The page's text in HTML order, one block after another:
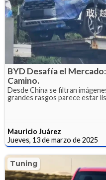
BYD Desafía el
Camino.
Desde China se filtran
grandes rasgos parece estar
Mauricio Juárez
Jueves, 13 de marzo de 2025
Tuning